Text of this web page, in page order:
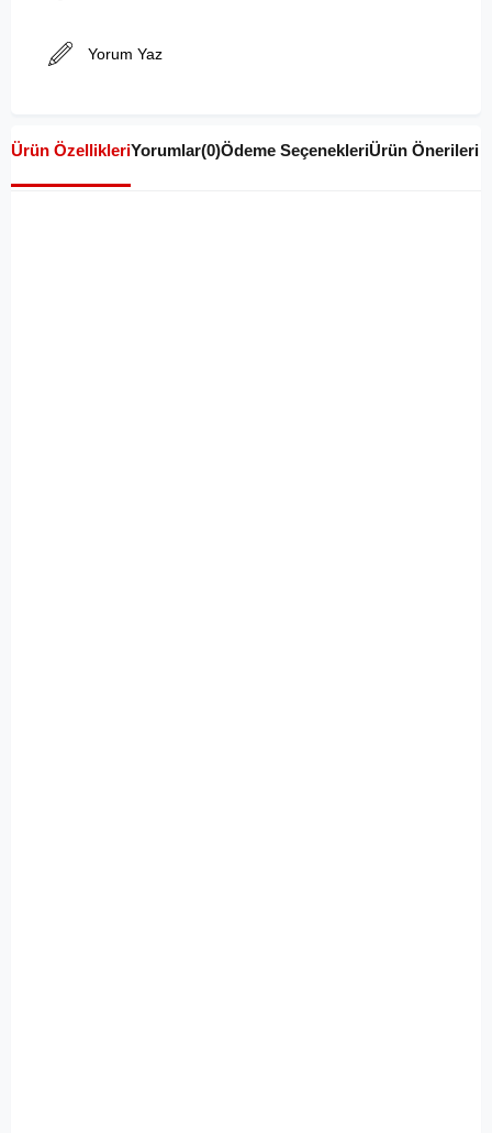
Yorum Yaz
Ürün ÖzellikleriYorumlar(0)Ödeme SeçenekleriÜrün Önerileri